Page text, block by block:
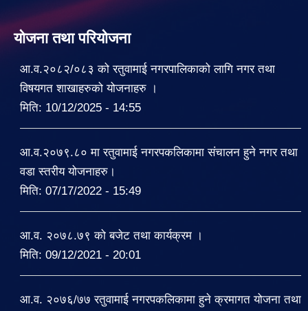
योजना तथा परियोजना
आ.व.२०८२/०८३ को रतुवामाई नगरपालिकाको लागि नगर तथा
विषयगत शाखाहरुको योजनाहरु ।
मिति: 10/12/2025 - 14:55
आ.व.२०७९.८० मा रतुवामाई नगरपकलिकामा संचालन हुने नगर तथा
वडा स्तरीय योजनाहरु।
मिति: 07/17/2022 - 15:49
आ.व. २०७८.७९ को बजेट तथा कार्यक्रम ।
मिति: 09/12/2021 - 20:01
आ.व. २०७६/७७ रतुवामाई नगरपकलिकामा हुने क्रमागत योजना तथा